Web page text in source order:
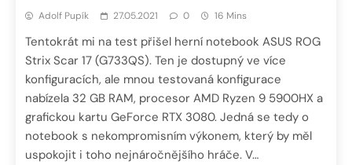
Adolf Pupík 27.05.2021 0 16 Mins
Tentokrát mi na test přišel herní notebook ASUS ROG
Strix Scar 17 (G733QS). Ten je dostupný ve více
konfiguracích, ale mnou testovaná konfigurace
nabízela 32 GB RAM, procesor AMD Ryzen 9 5900HX a
grafickou kartu GeForce RTX 3080. Jedná se tedy o
notebook s nekompromisním výkonem, který by měl
uspokojit i toho nejnáročnějšího hráče. V…